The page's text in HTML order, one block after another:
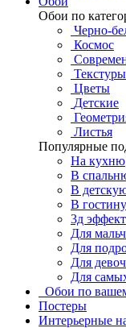
Обои по
Черно-
Космос
Текстуры
Цветы
Детские
Листья
Популярные
На кухню
В
В
В
3д эффект
Для
Для
Для
Для
Обои по
Постеры
Интерьерные